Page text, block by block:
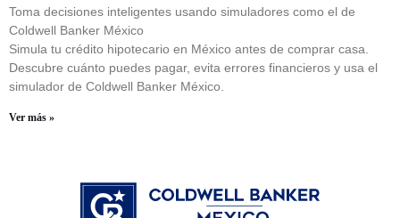
Toma decisiones inteligentes usando simuladores como el de
Coldwell Banker México
Simula tu crédito hipotecario en México antes de comprar casa.
Descubre cuánto puedes pagar, evita errores financieros y usa el
simulador de Coldwell Banker México.
Ver más »